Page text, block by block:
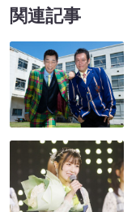
関連記事